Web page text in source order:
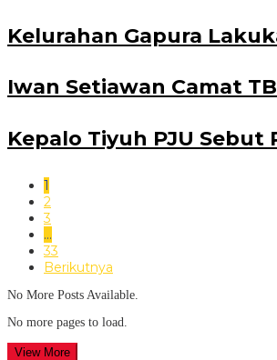
Kelurahan Gapura
Iwan Setiawan Camat
Kepalo Tiyuh PJU
1
2
3
…
33
Berikutnya
No More Posts Available.
No more pages to load.
View More